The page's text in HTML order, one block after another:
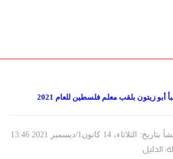
أبو زيتون بلقب معلم فلسطين للعام 2021
بتاريخ: الثلاثاء، 14 كانون1/ديسمبر 2021 13:46
الدليل